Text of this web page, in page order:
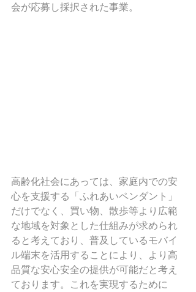
会が応募し採択された事業。
高齢化社会にあっては、家庭内での安
心を支援する「ふれあいペンダント」
だけでなく、買い物、散歩等より広範
な地域を対象とした仕組みが求められ
ると考えており、普及しているモバイ
ル端末を活用することにより、より高
品質な安心安全の提供が可能だと考え
ております。これを実現するために